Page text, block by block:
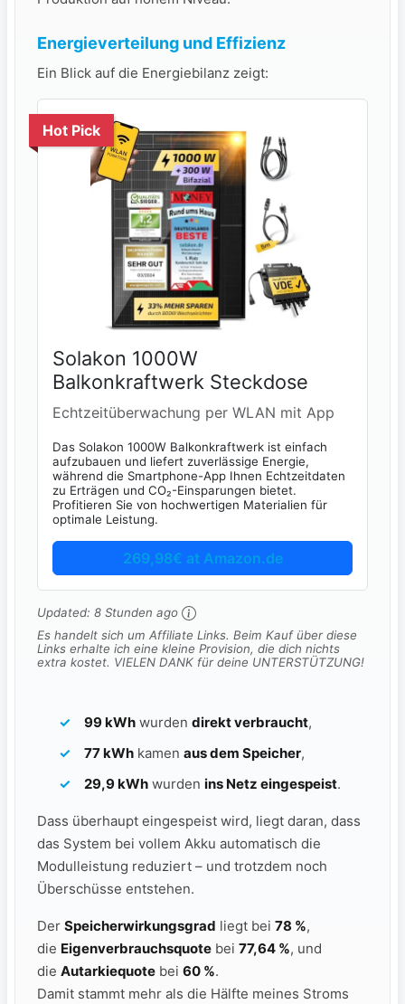
Energieverteilung und Effizienz
Ein Blick auf die Energiebilanz zeigt:
Hot Pick
Solakon 1000W
Balkonkraftwerk Steckdose
Echtzeitüberwachung per WLAN mit App
Das Solakon 1000W Balkonkraftwerk ist einfach
aufzubauen und liefert zuverlässige Energie,
während die Smartphone-App Ihnen Echtzeitdaten
zu Erträgen und CO₂-Einsparungen bietet.
Profitieren Sie von hochwertigen Materialien für
optimale Leistung.
269,98€ at Amazon.de
Updated: 8 Stunden ago
Es handelt sich um Affiliate Links. Beim Kauf über diese
Links erhalte ich eine kleine Provision, die dich nichts
extra kostet. VIELEN DANK für deine UNTERSTÜTZUNG!
99 kWh wurden direkt verbraucht,
77 kWh kamen aus dem Speicher,
29,9 kWh wurden ins Netz eingespeist.
Dass überhaupt eingespeist wird, liegt daran, dass
das System bei vollem Akku automatisch die
Modulleistung reduziert – und trotzdem noch
Überschüsse entstehen.
Der Speicherwirkungsgrad liegt bei 78 %,
die Eigenverbrauchsquote bei 77,64 %, und
die Autarkiequote bei 60 %.
Damit stammt mehr als die Hälfte meines Stroms